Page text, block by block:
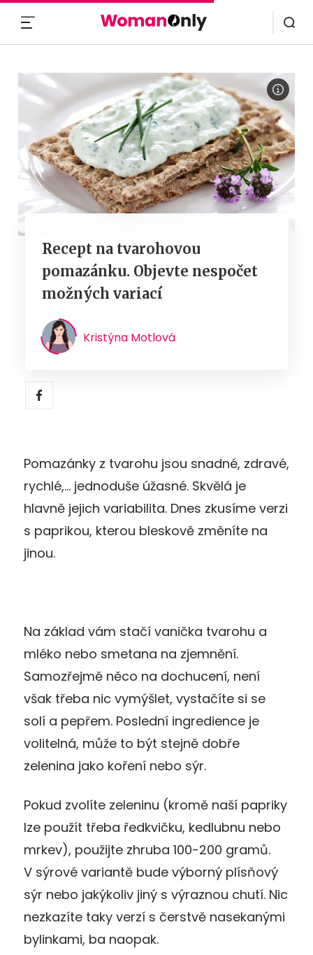
Recept na tvarohovou
pomazánku. Objevte nespočet
možných variací
Kristýna Motlová
Pomazánky z tvarohu jsou snadné, zdravé,
rychlé,… jednoduše úžasné. Skvělá je
hlavně jejich variabilita. Dnes zkusíme verzi
s paprikou, kterou bleskově změníte na
jinou.
Na základ vám stačí vanička tvarohu a
mléko nebo smetana na zjemnění.
Samozřejmě něco na dochucení, není
však třeba nic vymýšlet, vystačíte si se
solí a pepřem. Poslední ingredience je
volitelná, může to být stejně dobře
zelenina jako koření nebo sýr.
Pokud zvolíte zeleninu (kromě naší papriky
lze použít třeba ředkvičku, kedlubnu nebo
mrkev), použijte zhruba 100-200 gramů.
V sýrové variantě bude výborný plísňový
sýr nebo jakýkoliv jiný s výraznou chutí. Nic
nezkazíte taky verzí s čerstvě nasekanými
bylinkami, ba naopak.